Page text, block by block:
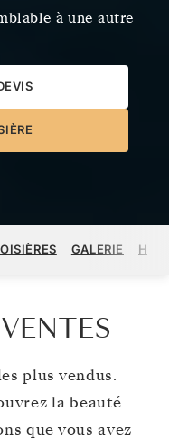
à une autre
GALERIE
plus vendus.
la beauté
que vous avez